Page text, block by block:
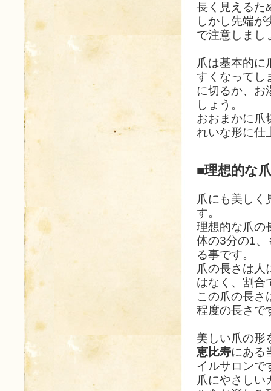
長く見えるた
しかし先端
で注意しまし
爪は基本的に
すくなってし
に切るか、お
しょう。
おおまかに爪
れいな形に仕
■理想的な
爪にも美しく
す。
理想的な爪の
体の3分の1、
る事です。
爪の長さは人
はなく、割合
この爪の長さ
程度の長さで
美しい爪の形
恵比寿にある
イルサロンで
爪にやさしい